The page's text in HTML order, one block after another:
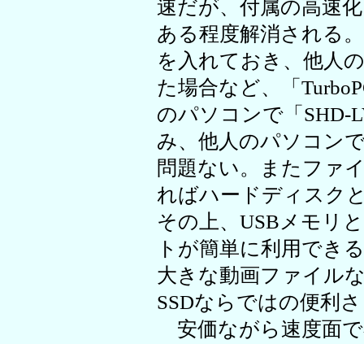
速だが、付属の高速
ある程度解消される
を入れておき、他人
た場合など、「
のパソコンで「SHD-
み、他人のパソコン
問題ない。またファ
ればハードディスク
その上、USBメモリ
トが簡単に利用でき
大きな動画ファイル
SSDならではの便利
安価ながら速度面